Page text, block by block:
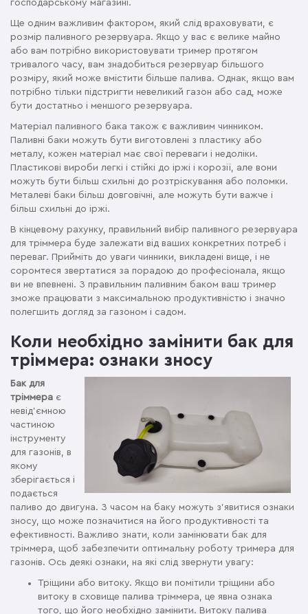
господарському магазині.
Ще одним важливим фактором, який слід враховувати, є
розмір паливного резервуара. Якщо у вас є велике майно
або вам потрібно використовувати тример протягом
тривалого часу, вам знадобиться резервуар більшого
розміру, який може вмістити більше палива. Однак, якщо вам
потрібно тільки підстригти невеликий газон або сад, може
бути достатньо і меншого резервуара.
Матеріал паливного бака також є важливим чинником.
Паливні баки можуть бути виготовлені з пластику або
металу, кожен матеріал має свої переваги і недоліки.
Пластикові вироби легкі і стійкі до іржі і корозії, але вони
можуть бути більш схильні до розтріскування або поломки.
Металеві баки більш довговічні, але можуть бути важче і
більш схильні до іржі.
В кінцевому рахунку, правильний вибір паливного резервуара
для тріммера буде залежати від ваших конкретних потреб і
переваг. Прийміть до уваги чинники, викладені вище, і не
соромтеся звертатися за порадою до професіонала, якщо
ви не впевнені. З правильним паливним баком ваш тример
зможе працювати з максимальною продуктивністю і значно
полегшить догляд за газоном і садом.
Коли необхідно замінити бак для
тріммера: ознаки зносу
Бак для
тріммера є
невід'ємною
частиною
інструменту
для газонів, в
якому
зберігається і
подається
паливо до двигуна. З часом на баку можуть з'явитися ознаки
зносу, що може позначитися на його продуктивності та
ефективності. Важливо знати, коли замінювати бак для
тріммера, щоб забезпечити оптимальну роботу тримера для
газонів. Ось деякі ознаки, на які слід звернути увагу:
Тріщини або витоку. Якщо ви помітили тріщини або
витоку в сховище палива тріммера, це явна ознака
того, що його необхідно замінити. Витоку палива